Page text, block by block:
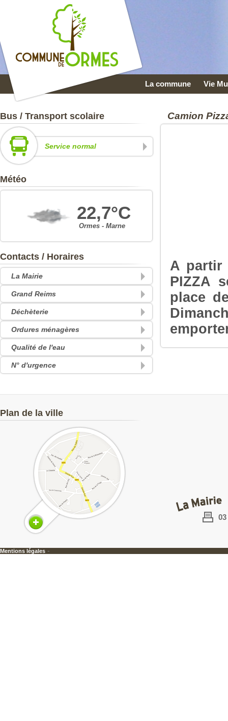
La commune Vie
Camion
A partir
PIZZA
place
Bus / Transport scolaire
Service normal
Météo
22,7°C
Ormes - Marne
Contacts / Horaires
La Mairie
Grand Reims
Déchèterie
Ordures ménagères
Qualité de l'eau
N° d'urgence
Plan de la ville
03
Mentions légales-